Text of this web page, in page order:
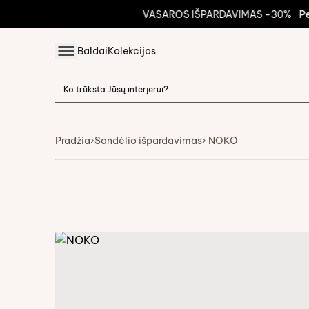
VASAROS IŠPARDAVIMAS -30%
BaldaiKolekcijos
Pradžia›Sandėlio išpardavimas› NOKO